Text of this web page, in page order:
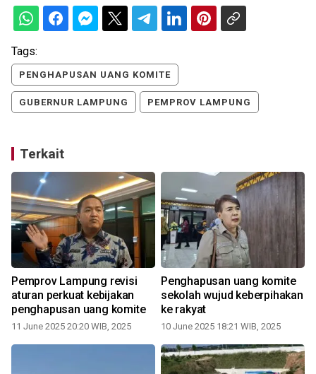
Tags:
PENGHAPUSAN UANG KOMITE
GUBERNUR LAMPUNG PEMPROV LAMPUNG
Terkait
Pemprov Lampung revisi
aturan perkuat kebijakan
penghapusan uang komite
11 June 2025 20:20 WIB, 2025
Penghapusan uang komite
sekolah wujud keberpihakan
ke rakyat
10 June 2025 18:21 WIB, 2025